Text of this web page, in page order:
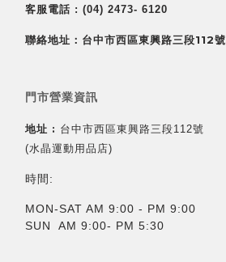
客服電話 : (04) 2473- 6120
聯絡地址：台中市西區東興路三段112號
門市營業資訊
地址 : 台中市西區東興路三段112號
(水晶運動用品店)
時間:
MON-SAT AM 9:00 - PM 9:00
SUN AM 9:00- PM 5:30